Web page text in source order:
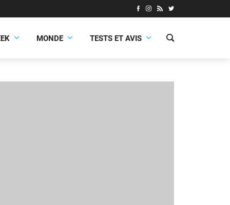
MONDE TESTS ET AVIS